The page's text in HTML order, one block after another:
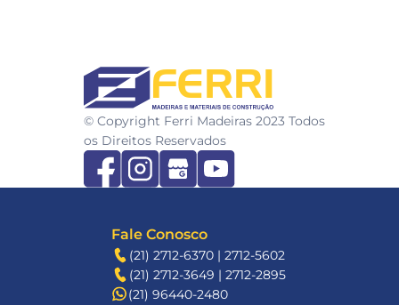
FERRI
© Copyright Ferri Madeiras 2023 Todos
os Direitos Reservados
Fale Conosco
(21) 2712-6370 | 2712-5602
(21) 2712-3649 | 2712-2895
(21) 96440-2480